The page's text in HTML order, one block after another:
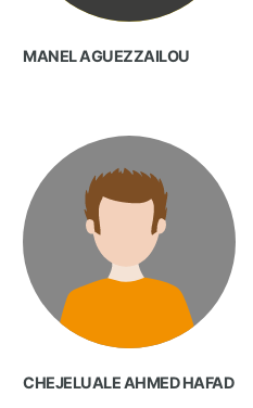
MANEL AGUEZZAILOU
CHEJELUALE AHMED HAFAD